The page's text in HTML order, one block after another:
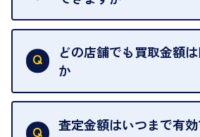
はい。喜んで承ります。出張
い。
ご指定の場所にお伺いします。
どの店舗でも買取金額
か
はい。全店舗一律です。
ただし、中古市場は日々変動す
査定金額はいつまで有効